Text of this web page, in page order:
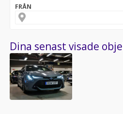
FRÅN
Dina senast visade